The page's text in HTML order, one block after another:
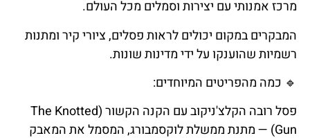
מרכז אמנותי עם יצירות וסמלים מכל העולם.
המבקרים במקום יכולים לראות פסלים, ציורי קיר ומתנות
רשמיות שהוענקו על ידי מדינות שונות.
🔹 כמה מהפריטים המיוחדים:
פסל רובה הקלצ'ניקוב עם הקנה הקשור (The Knotted
Gun) — מתנת ממשלת לוקסמבורג, המסמל את המאבק